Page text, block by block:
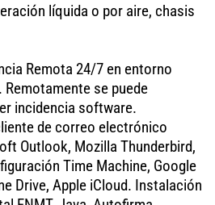
líquida o por aire, chasis
Remota 24/7 en entorno
Remotamente se puede
incidencia software.
de correo electrónico
Outlook, Mozilla Thunderbird,
Time Machine, Google
Drive, Apple iCloud. Instalación